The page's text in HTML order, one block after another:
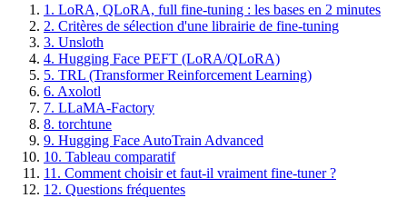
1. LoRA, QLoRA, full fine-tuning : les bases en 2 minutes
2. Critères de sélection d'une librairie de fine-tuning
3. Unsloth
4. Hugging Face PEFT (LoRA/QLoRA)
5. TRL (Transformer Reinforcement Learning)
6. Axolotl
7. LLaMA-Factory
8. torchtune
9. Hugging Face AutoTrain Advanced
10. Tableau comparatif
11. Comment choisir et faut-il vraiment fine-tuner ?
12. Questions fréquentes